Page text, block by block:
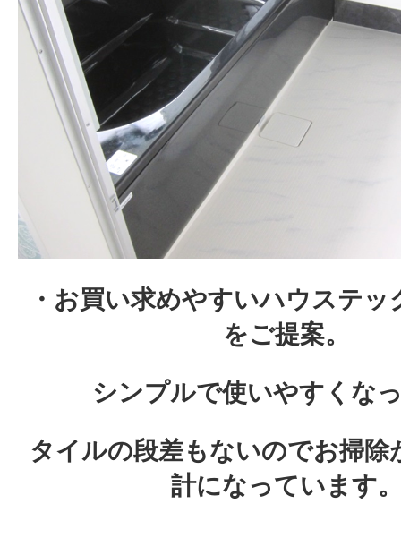
・お買い求めやすいハウステ
をご提案。
シンプルで使いやすくな
タイルの段差もないのでお掃除
計になっています